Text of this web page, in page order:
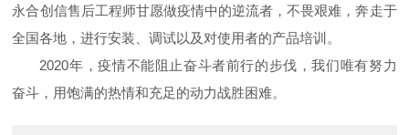
永合创信售后工程师甘愿做疫情中的逆流者，不畏艰难，奔走于
全国各地，进行安装、调试以及对使用者的产品培训。
2020年，疫情不能阻止奋斗者前行的步伐，我们唯有努力
奋斗，用饱满的热情和充足的动力战胜困难。